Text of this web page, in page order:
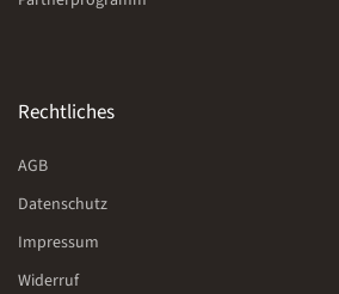
Rechtliches
AGB
Datenschutz
Impressum
Widerruf